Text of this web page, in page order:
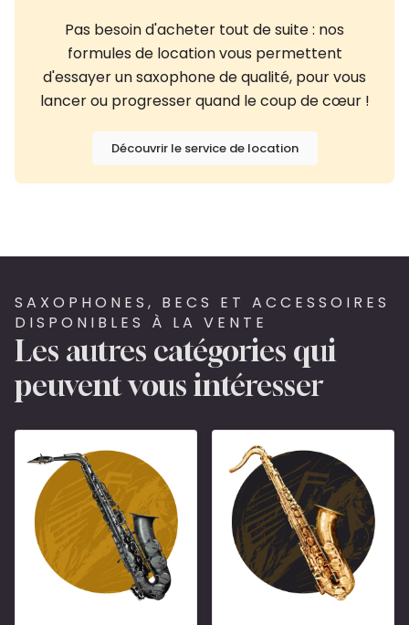
Pas besoin d'acheter tout de suite : nos
formules de location vous permettent
d'essayer un saxophone de qualité, pour vous
lancer ou progresser quand le coup de cœur !
Découvrir le service de location
SAXOPHONES, BECS ET ACCESSOIRES
DISPONIBLES À LA VENTE
Les autres catégories qui
peuvent vous intéresser